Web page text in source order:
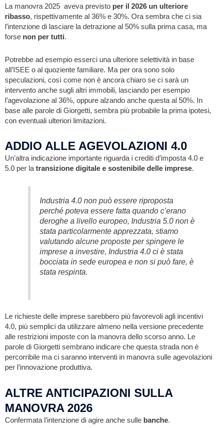
La manovra 2025 aveva previsto per il 2026 un ulteriore
ribasso, rispettivamente al 36% e 30%. Ora sembra che ci sia
l’intenzione di lasciare la detrazione al 50% sulla prima casa, ma
forse non per tutti.
Potrebbe ad esempio esserci una ulteriore selettività in base
all’ISEE o al quoziente familiare. Ma per ora sono solo
speculazioni, così come non è ancora chiaro se ci sarà un
intervento anche sugli altri immobili, lasciando per esempio
l’agevolazione al 36%, oppure alzando anche questa al 50%. In
base alle parole di Giorgetti, sembra più probabile la prima ipotesi,
con eventuali ulteriori limitazioni.
ADDIO ALLE AGEVOLAZIONI 4.0
Un’altra indicazione importante riguarda i crediti d’imposta 4.0 e
5.0 per la transizione digitale e sostenibile delle imprese.
Industria 4.0 non può essere riproposta
perché poteva essere fatta quando c’erano
deroghe a livello europeo, Industria 5.0 non è
stata particolarmente apprezzata, stiamo
valutando alcune proposte per spingere le
imprese a investire, Industria 4.0 ci è stata
bocciata in sede europea e non si può fare, è
stata respinta.
Le richieste delle imprese sarebbero più favorevoli agli incentivi
4.0, più semplici da utilizzare almeno nella versione precedente
alle restrizioni imposte con la manovra dello scorso anno. Le
parole di Giorgetti sembrano indicare che questa strada non è
percorribile ma ci saranno interventi in manovra sulle agevolazioni
per l’innovazione produttiva.
ALTRE ANTICIPAZIONI SULLA
MANOVRA 2026
Confermata l’intenzione di agire anche sulle banche.